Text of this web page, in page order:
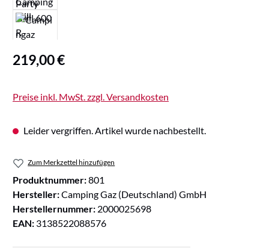
Regulärer Preis:
219,00 €
Preise inkl. MwSt. zzgl. Versandkosten
Leider vergriffen. Artikel wurde nachbestellt.
Zum Merkzettel hinzufügen
Produktnummer:801
Hersteller:Camping Gaz (Deutschland) GmbH
Herstellernummer: 2000025698
EAN: 3138522088576